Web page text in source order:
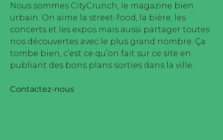
Nous sommes CityCrunch, le magazine bien
urbain. On aime la street-food, la bière, les
concerts et les expos mais aussi partager toutes
nos découvertes avec le plus grand nombre. Ça
tombe bien, c’est ce qu’on fait sur ce site en
publiant des bons plans sorties dans la ville.
Contactez-nous